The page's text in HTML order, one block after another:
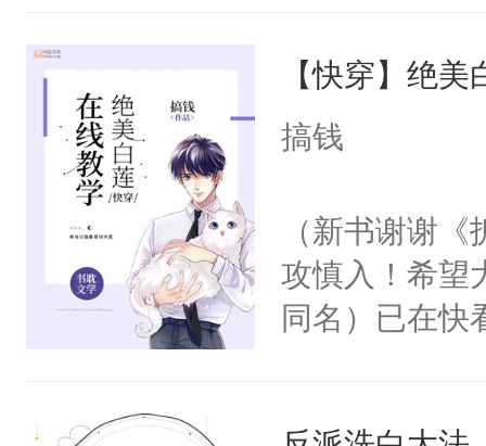
来，给老公
用力——为你
【快穿】绝
搞钱
（新书谢谢
攻慎入！希望
同名）已在快